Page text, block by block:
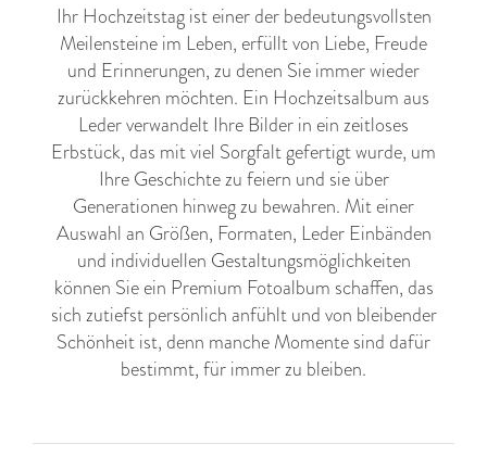
Ihr Hochzeitstag ist einer der bedeutungsvollsten
Meilensteine im Leben, erfüllt von Liebe, Freude
und Erinnerungen, zu denen Sie immer wieder
zurückkehren möchten. Ein Hochzeitsalbum aus
Leder verwandelt Ihre Bilder in ein zeitloses
Erbstück, das mit viel Sorgfalt gefertigt wurde, um
Ihre Geschichte zu feiern und sie über
Generationen hinweg zu bewahren. Mit einer
Auswahl an Größen, Formaten, Leder Einbänden
und individuellen Gestaltungsmöglichkeiten
können Sie ein Premium Fotoalbum schaffen, das
sich zutiefst persönlich anfühlt und von bleibender
Schönheit ist, denn manche Momente sind dafür
bestimmt, für immer zu bleiben.